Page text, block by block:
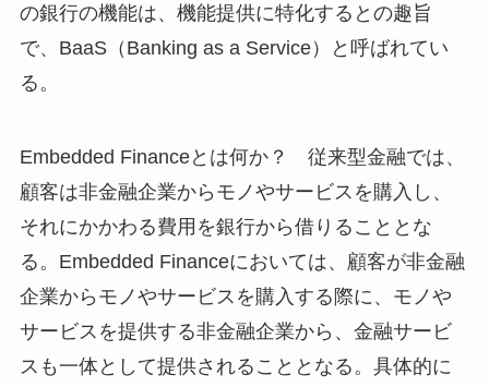
の銀行の機能は、機能提供に特化するとの趣旨
で、BaaS（Banking as a Service）と呼ばれてい
る。
Embedded Financeとは何か？ 従来型金融では、
顧客は非金融企業からモノやサービスを購入し、
それにかかわる費用を銀行から借りることとな
る。Embedded Financeにおいては、顧客が非金融
企業からモノやサービスを購入する際に、モノや
サービスを提供する非金融企業から、金融サービ
スも一体として提供されることとなる。具体的に